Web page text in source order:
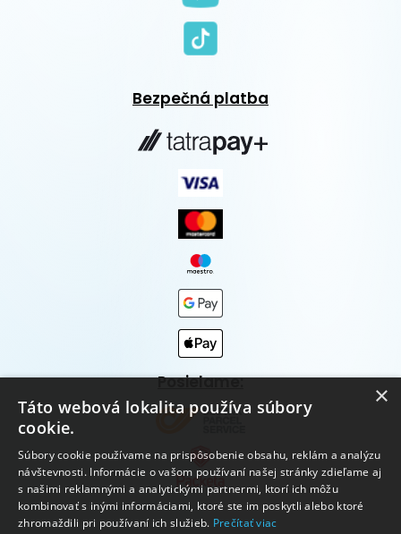
Bezpečná platba
Posielame: ×
Táto webová lokalita používa súbory
cookie.
Súbory cookie používame na prispôsobenie obsahu, reklám a analýzu
návštevnosti. Informácie o vašom používaní našej stránky zdieľame aj
s našimi reklamnými a analytickými partnermi, ktorí ich môžu
kombinovať s inými informáciami, ktoré ste im poskytli alebo ktoré
zhromaždili pri používaní ich služieb. Prečítať viac